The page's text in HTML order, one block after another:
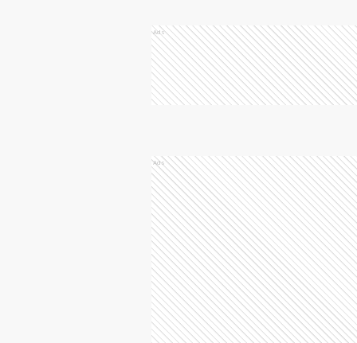
Ads
Ads